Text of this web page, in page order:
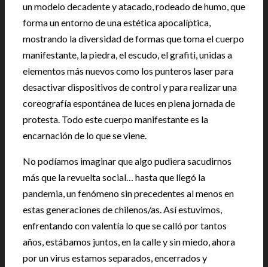
un modelo decadente y atacado, rodeado de humo, que
forma un entorno de una estética apocalíptica,
mostrando la diversidad de formas que toma el cuerpo
manifestante, la piedra, el escudo, el grafiti, unidas a
elementos más nuevos como los punteros laser para
desactivar dispositivos de control y para realizar una
coreografía espontánea de luces en plena jornada de
protesta. Todo este cuerpo manifestante es la
encarnación de lo que se viene.
No podíamos imaginar que algo pudiera sacudirnos
más que la revuelta social… hasta que llegó la
pandemia, un fenómeno sin precedentes al menos en
estas generaciones de chilenos/as. Así estuvimos,
enfrentando con valentía lo que se calló por tantos
años, estábamos juntos, en la calle y sin miedo, ahora
por un virus estamos separados, encerrados y